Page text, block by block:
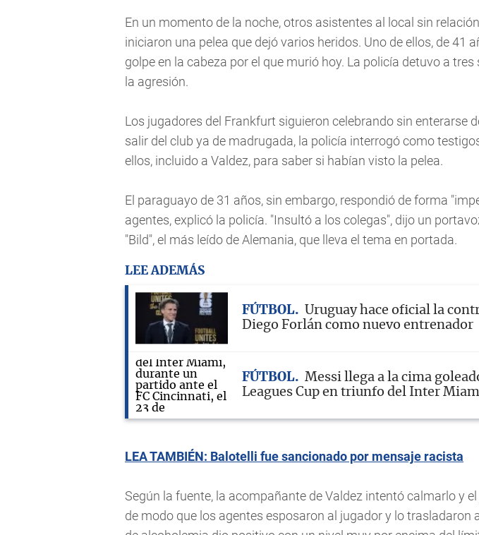
En un momento de la noche, otros asistentes al local sin
iniciaron una pelea que dejó varios heridos. Uno de ellos, de 41
golpe en la cabeza por el que murió hoy. La policía detuvo a
la agresión.
Los jugadores del Frankfurt siguieron celebrando sin enterarse
salir del club ya de madrugada, la policía interrogó como
ellos, incluido a Valdez, para saber si habían visto la pelea.
El paraguayo de 31 años, sin embargo, respondió de forma
agentes, explicó la policía. "Insultó a los colegas", dijo un
"Bild", el más leído de Alemania, que lleva el tema en portada.
LEE ADEMÁS
FÚTBOL
Uruguay hace oficial la
Diego Forlán como nuevo entrenador
FÚTBOL
Messi llega a la cima
Leagues Cup en triunfo del Inter
LEA TAMBIÉN: Balotelli fue sancionado por mensaje racista
Según la fuente, la acompañante de Valdez intentó calmarlo y
de modo que los agentes esposaron al jugador y lo trasladaron